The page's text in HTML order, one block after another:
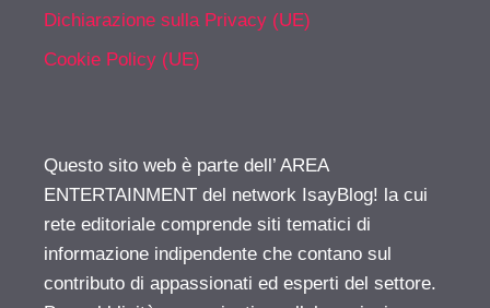
Dichiarazione sulla Privacy (UE)
Cookie Policy (UE)
Questo sito web è parte dell’ AREA
ENTERTAINMENT del network IsayBlog! la cui
rete editoriale comprende siti tematici di
informazione indipendente che contano sul
contributo di appassionati ed esperti del settore.